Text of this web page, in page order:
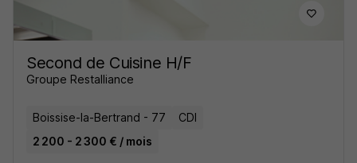
Second de Cuisine H/F
Groupe Restalliance
Boissise-la-Bertrand - 77
CDI
2 200 - 2 300 € / mois